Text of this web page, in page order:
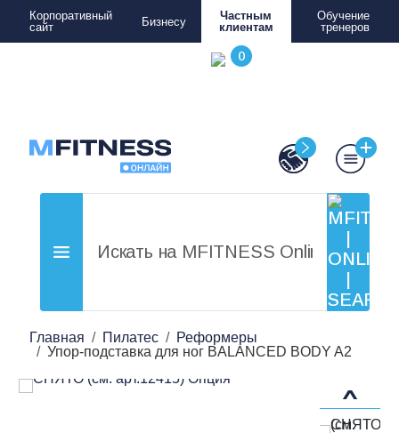
Корпоративный
сайт
Бизнесу
Частным
клиентам
Обучение
тренеров
Главная Пилатес
Реформеры
Упор-подставка для ног BALANCED BODY A2